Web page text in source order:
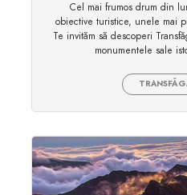
Cel mai frumos drum din
obiective turistice, unele mai
Te invităm să descoperi
monumentele sale